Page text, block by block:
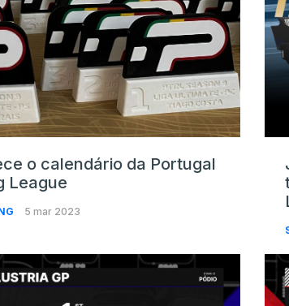
o calendário da Portugal
League
5 mar 2023